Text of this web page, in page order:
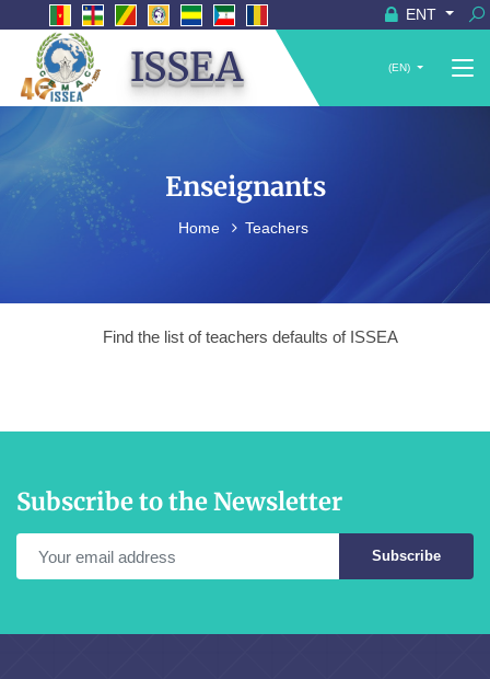
ENT
ISSEA (EN)
Enseignants
Home Teachers
Find the list of teachers defaults of ISSEA
Subscribe to the Newsletter
Subscribe